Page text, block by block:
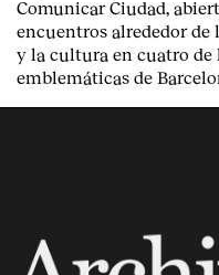
Comunicar Ciudad,
encuentros alrededor
y la cultura en cuatro de
emblemáticas de